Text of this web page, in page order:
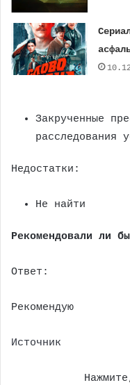
Закрученные
расследования
Недостатки:
Не найти
Рекомендовали ли
Ответ:
Рекомендую
Источник